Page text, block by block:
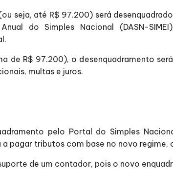
seja, até R$ 97.200) será
do Simples Nacional (DASN-
de R$ 97.200), o desenquadramento
multas e juros.
pelo Portal do Simples
a pagar tributos com base no novo
de um contador, pois o novo